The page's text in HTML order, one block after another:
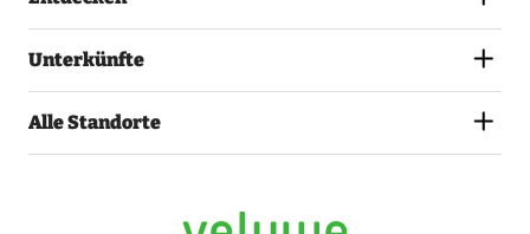
Unterkünfte
Alle Standorte